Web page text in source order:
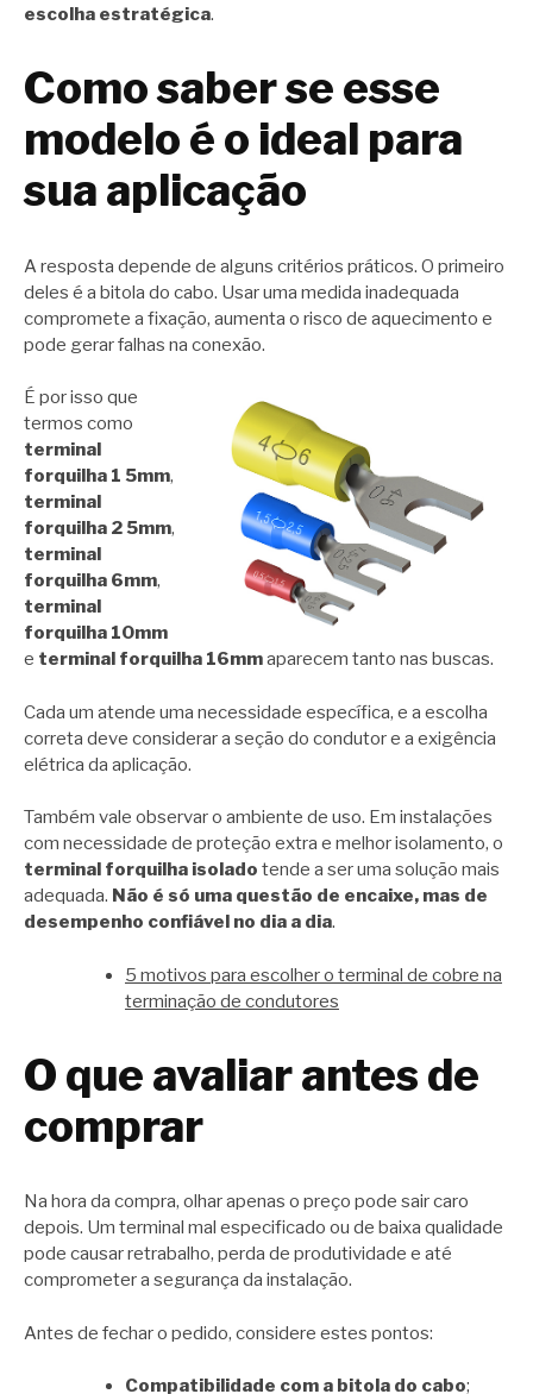
escolha estratégica.
Como saber se esse
modelo é o ideal para
sua aplicação
A resposta depende de alguns critérios práticos. O primeiro
deles é a bitola do cabo. Usar uma medida inadequada
compromete a fixação, aumenta o risco de aquecimento e
pode gerar falhas na conexão.
É por isso que
termos como
terminal
forquilha 1 5mm,
terminal
forquilha 2 5mm,
terminal
forquilha 6mm,
terminal
forquilha 10mm
e terminal forquilha 16mmaparecem tanto nas buscas.
Cada um atende uma necessidade específica, e a escolha
correta deve considerar a seção do condutor e a exigência
elétrica da aplicação.
Também vale observar o ambiente de uso. Em instalações
com necessidade de proteção extra e melhor isolamento, o
terminal forquilha isolado tende a ser uma solução mais
adequada. Não é só uma questão de encaixe, mas de
desempenho confiável no dia a dia.
5 motivos para escolher o terminal de cobre na
terminação de condutores
O que avaliar antes de
comprar
Na hora da compra, olhar apenas o preço pode sair caro
depois. Um terminal mal especificado ou de baixa qualidade
pode causar retrabalho, perda de produtividade e até
comprometer a segurança da instalação.
Antes de fechar o pedido, considere estes pontos:
Compatibilidade com a bitola do cabo;